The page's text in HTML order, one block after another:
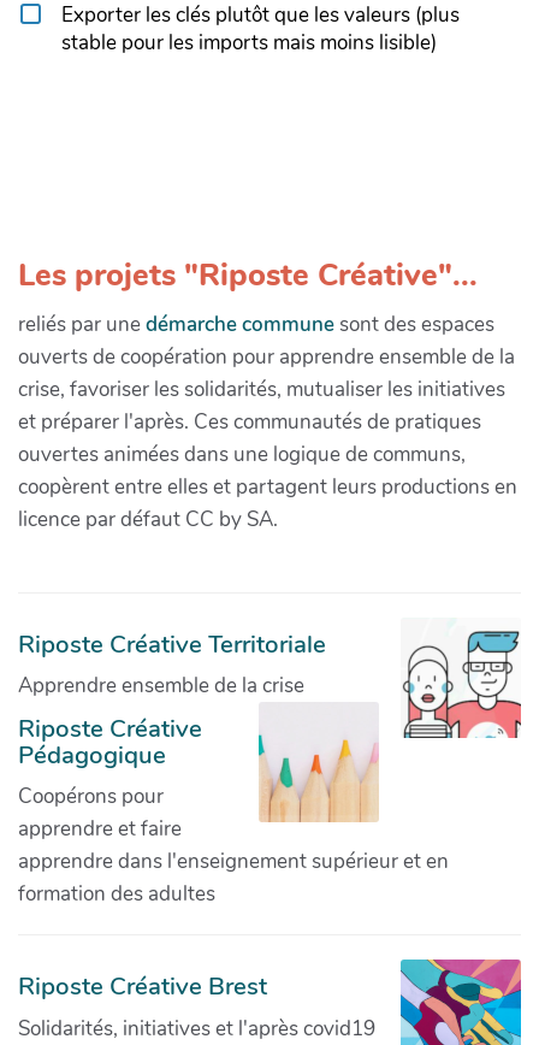
Exporter les clés plutôt que les valeurs (plus
stable pour les imports mais moins lisible)